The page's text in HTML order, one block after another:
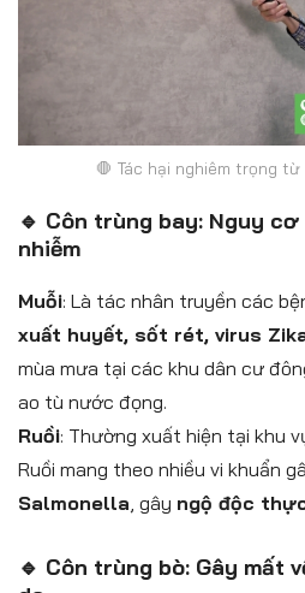
🛑 Tác hại nghiêm trọng
🔹 Côn trùng bay: Nguy
nhiễm
Muỗi: Là tác nhân truyền các
xuất huyết, sốt rét, virus
mùa mưa tại các khu dân cư
ao tù nước đọng.
Ruồi: Thường xuất hiện tại khu
Ruồi mang theo nhiều vi khuẩn
Salmonella , gây ngộ độc
🔹 Côn trùng bò: Gây mất